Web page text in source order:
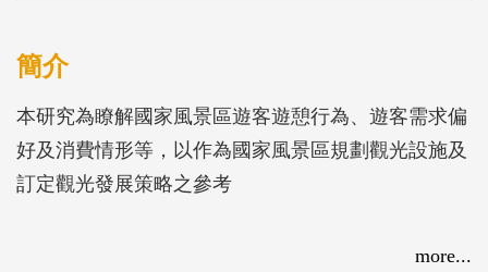
簡介
本研究為瞭解國家風景區遊客遊憩行為、遊客需求偏
好及消費情形等，以作為國家風景區規劃觀光設施及
訂定觀光發展策略之參考
more...